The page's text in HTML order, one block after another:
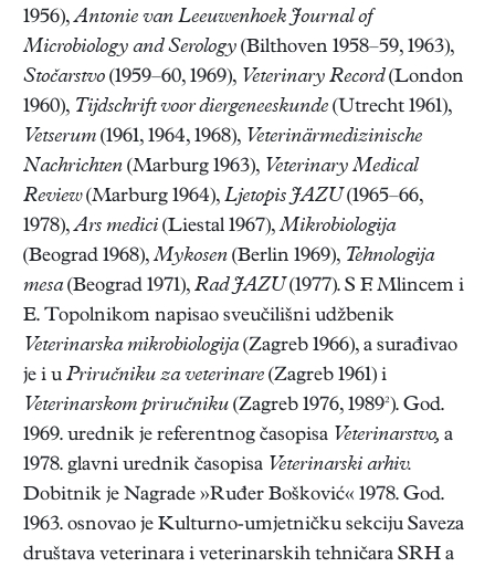
1956),Antonie van Leeuwenhoek Journal of
Microbiology and Serology (Bilthoven 1958–59, 1963),
Stočarstvo (1959–60, 1969), Veterinary Record(London
1960), Tijdschrift voor diergeneeskunde (Utrecht 1961),
Vetserum (1961, 1964, 1968), Veterinärmedizinische
Nachrichten (Marburg 1963), Veterinary Medical
Review(Marburg 1964), Ljetopis JAZU (1965–66,
1978),Ars medici (Liestal 1967),Mikrobiologija
(Beograd 1968),Mykosen (Berlin 1969), Tehnologija
mesa(Beograd 1971), Rad JAZU (1977). S F. Mlincem i
E. Topolnikom napisao sveučilišni udžbenik
Veterinarska mikrobiologija(Zagreb 1966), a surađivao
je i u Priručniku za veterinare (Zagreb 1961) i
Veterinarskom priručniku (Zagreb 1976, 1989²). God.
1969. urednik je referentnog časopisa Veterinarstvo, a
1978. glavni urednik časopisa Veterinarski arhiv.
Dobitnik je Nagrade »Ruđer Bošković« 1978. God.
1963. osnovao je Kulturno-umjetničku sekciju Saveza
društava veterinara i veterinarskih tehničara SRH a